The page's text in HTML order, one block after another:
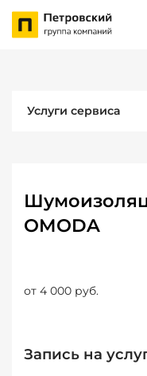
Услуги сервиса
OMODA
от 4 000 руб.
Запись на